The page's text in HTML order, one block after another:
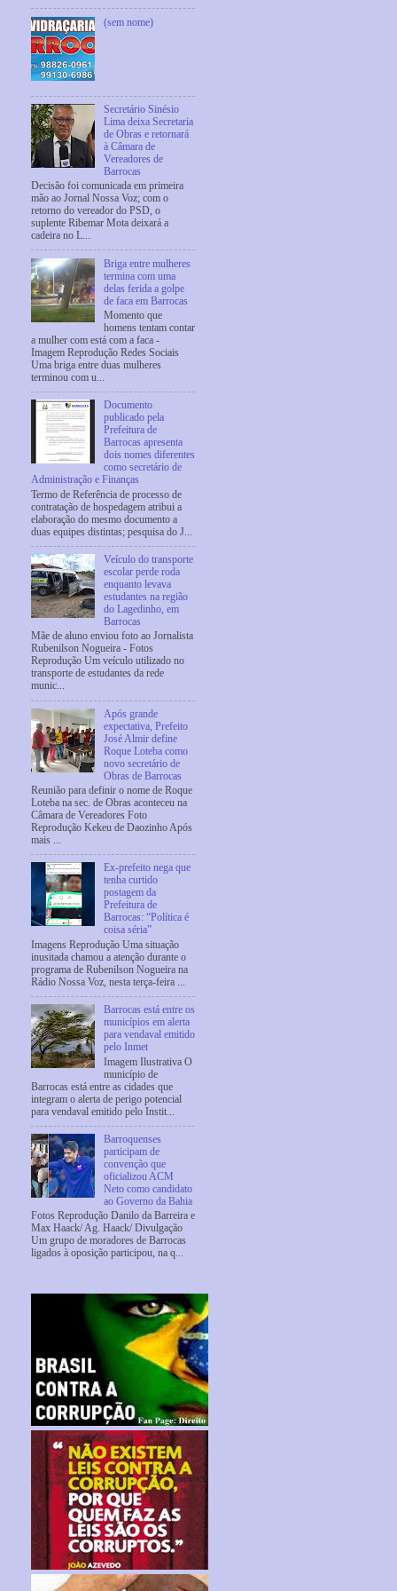
(sem nome)
Secretário Sinésio
Lima deixa Secretaria
de Obras e retornará
à Câmara de
Vereadores de
Barrocas
Decisão foi comunicada em primeira
mão ao Jornal Nossa Voz; com o
retorno do vereador do PSD, o
suplente Ribemar Mota deixará a
cadeira no L...
Briga entre mulheres
termina com uma
delas ferida a golpe
de faca em Barrocas
Momento que
homens tentam contar
a mulher com está com a faca -
Imagem Reprodução Redes Sociais
Uma briga entre duas mulheres
terminou com u...
Documento
publicado pela
Prefeitura de
Barrocas apresenta
dois nomes diferentes
como secretário de
Administração e Finanças
Termo de Referência de processo de
contratação de hospedagem atribui a
elaboração do mesmo documento a
duas equipes distintas; pesquisa do J...
Veículo do transporte
escolar perde roda
enquanto levava
estudantes na região
do Lagedinho, em
Barrocas
Mãe de aluno enviou foto ao Jornalista
Rubenilson Nogueira - Fotos
Reprodução Um veículo utilizado no
transporte de estudantes da rede
munic...
Após grande
expectativa, Prefeito
José Almir define
Roque Loteba como
novo secretário de
Obras de Barrocas
Reunião para definir o nome de Roque
Loteba na sec. de Obras aconteceu na
Câmara de Vereadores Foto
Reprodução Kekeu de Daozinho Após
mais ...
Ex-prefeito nega que
tenha curtido
postagem da
Prefeitura de
Barrocas: “Política é
coisa séria”
Imagens Reprodução Uma situação
inusitada chamou a atenção durante o
programa de Rubenilson Nogueira na
Rádio Nossa Voz, nesta terça-feira ...
Barrocas está entre os
municípios em alerta
para vendaval emitido
pelo Inmet
Imagem Ilustrativa O
município de
Barrocas está entre as cidades que
integram o alerta de perigo potencial
para vendaval emitido pelo Instit...
Barroquenses
participam de
convenção que
oficializou ACM
Neto como candidato
ao Governo da Bahia
Fotos Reprodução Danilo da Barreira e
Max Haack/ Ag. Haack/ Divulgação
Um grupo de moradores de Barrocas
ligados à oposição participou, na q...